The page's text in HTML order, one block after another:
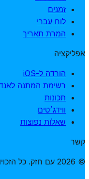
זמנים
לוח עברי
המרת תאריך
אפליקציה
הורדה ל-iOS
רשימת המתנה
תכונות
ווידג׳טים
שאלות נפוצות
קשר
© 2026 עם חזק. כל הזכויות שמורות.